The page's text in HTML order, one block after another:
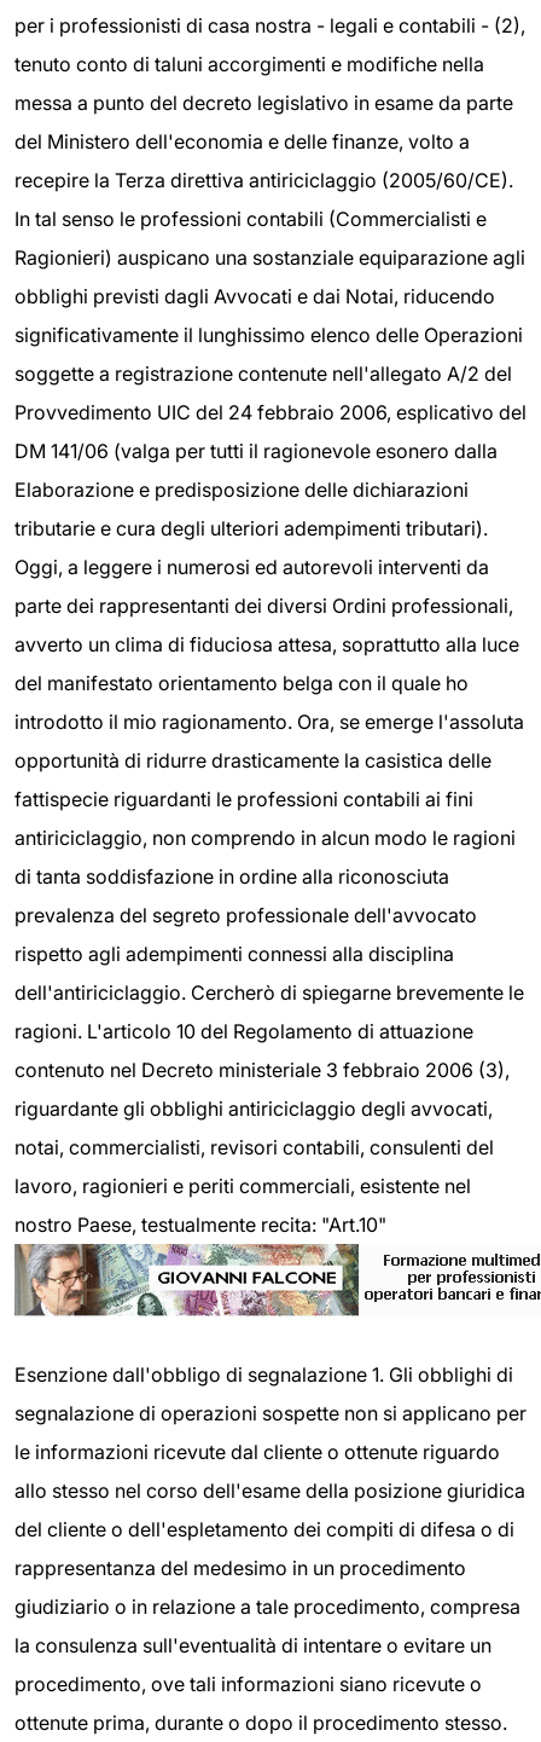
per i professionisti di casa nostra - legali e contabili - (2),
tenuto conto di taluni accorgimenti e modifiche nella
messa a punto del decreto legislativo in esame da parte
del Ministero dell'economia e delle finanze, volto a
recepire la Terza direttiva antiriciclaggio (2005/60/CE).
In tal senso le professioni contabili (Commercialisti e
Ragionieri) auspicano una sostanziale equiparazione agli
obblighi previsti dagli Avvocati e dai Notai, riducendo
significativamente il lunghissimo elenco delle Operazioni
soggette a registrazione contenute nell'allegato A/2 del
Provvedimento UIC del 24 febbraio 2006, esplicativo del
DM 141/06 (valga per tutti il ragionevole esonero dalla
Elaborazione e predisposizione delle dichiarazioni
tributarie e cura degli ulteriori adempimenti tributari).
Oggi, a leggere i numerosi ed autorevoli interventi da
parte dei rappresentanti dei diversi Ordini professionali,
avverto un clima di fiduciosa attesa, soprattutto alla luce
del manifestato orientamento belga con il quale ho
introdotto il mio ragionamento. Ora, se emerge l'assoluta
opportunità di ridurre drasticamente la casistica delle
fattispecie riguardanti le professioni contabili ai fini
antiriciclaggio, non comprendo in alcun modo le ragioni
di tanta soddisfazione in ordine alla riconosciuta
prevalenza del segreto professionale dell'avvocato
rispetto agli adempimenti connessi alla disciplina
dell'antiriciclaggio. Cercherò di spiegarne brevemente le
ragioni. L'articolo 10 del Regolamento di attuazione
contenuto nel Decreto ministeriale 3 febbraio 2006 (3),
riguardante gli obblighi antiriciclaggio degli avvocati,
notai, commercialisti, revisori contabili, consulenti del
lavoro, ragionieri e periti commerciali, esistente nel
nostro Paese, testualmente recita: "Art.10"
Esenzione dall'obbligo di segnalazione 1. Gli obblighi di
segnalazione di operazioni sospette non si applicano per
le informazioni ricevute dal cliente o ottenute riguardo
allo stesso nel corso dell'esame della posizione giuridica
del cliente o dell'espletamento dei compiti di difesa o di
rappresentanza del medesimo in un procedimento
giudiziario o in relazione a tale procedimento, compresa
la consulenza sull'eventualità di intentare o evitare un
procedimento, ove tali informazioni siano ricevute o
ottenute prima, durante o dopo il procedimento stesso.